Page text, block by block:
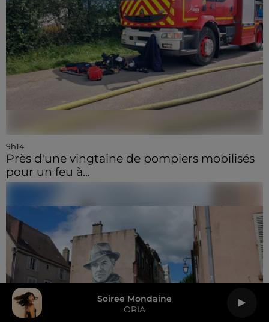
Soiree Mondaine
ORIA
9h14
Près d'une vingtaine de pompiers mobilisés
pour un feu à...